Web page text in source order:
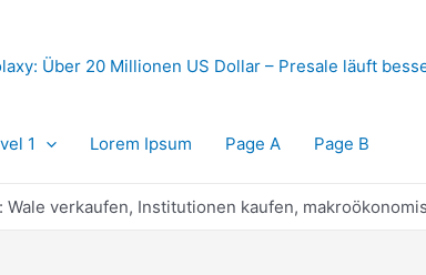
Über 20 Millionen US Dollar – Presale läuft
1 Lorem Ipsum Page A Page B
Wale verkaufen, Institutionen kaufen,